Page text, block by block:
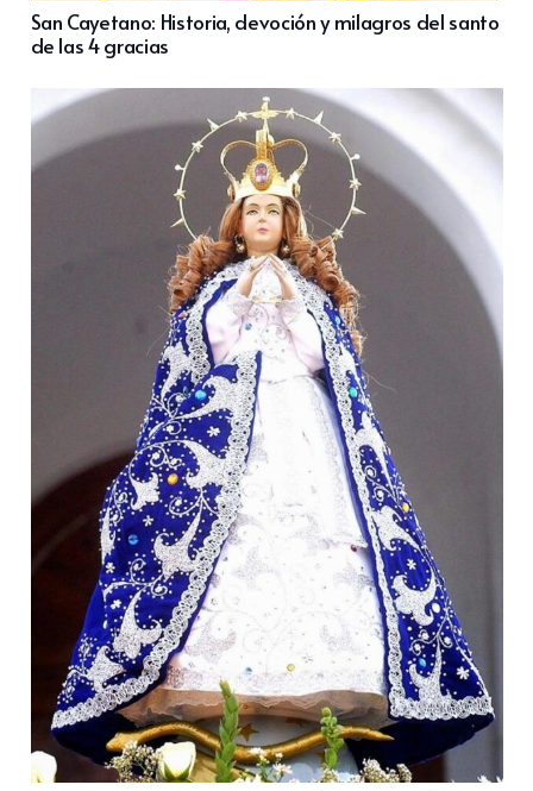
San Cayetano: Historia, devoción y milagros del santo
de las 4 gracias